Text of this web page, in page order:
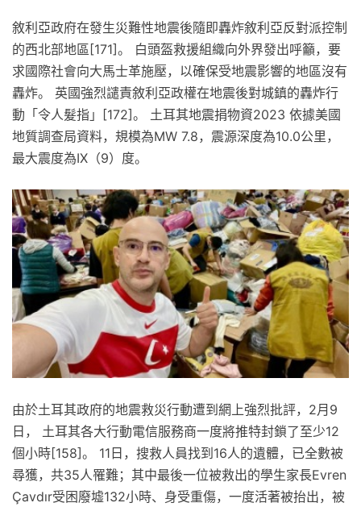
敘利亞政府在發生災難性地震後隨即轟炸敘利亞反對派控制
的西北部地區[171]。 白頭盔救援組織向外界發出呼籲，要
求國際社會向大馬士革施壓，以確保受地震影響的地區沒有
轟炸。 英國強烈譴責敘利亞政權在地震後對城鎮的轟炸行
動「令人髮指」[172]。 土耳其地震捐物資2023 依據美國
地質調查局資料，規模為MW 7.8，震源深度為10.0公里，
最大震度為IX（9）度。
由於土耳其政府的地震救災行動遭到網上強烈批評，2月9
日， 土耳其各大行動電信服務商一度將推特封鎖了至少12
個小時[158]。 11日，搜救人員找到16人的遺體，已全數被
尋獲，共35人罹難；其中最後一位被救出的學生家長Evren
Çavdır受困廢墟132小時、身受重傷，一度活著被抬出，被